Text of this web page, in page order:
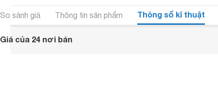
So sánh giá Thông tin sản phẩm Thông số kĩ thuật
Giá của 24 nơi bán